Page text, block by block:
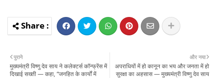
और नया
अपराधियों में हो कानून का भय और जनता में हो
सुरक्षा का अहसास — मुख्यमंत्री विष्णु देव साय
पुराने
मुख्यमंत्री विष्णु देव साय ने कलेक्टर्स कॉन्फ्रेंस में
दिखाई सख्ती — कहा, “जनहित के कार्यों में